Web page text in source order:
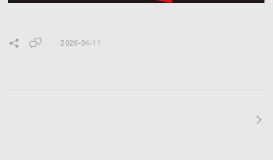
2026-04-11